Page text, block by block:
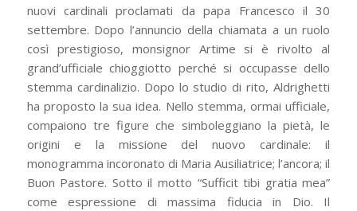
nuovi cardinali proclamati da papa Francesco il 30
settembre. Dopo l’annuncio della chiamata a un ruolo
così prestigioso, monsignor Artime si è rivolto al
grand’ufficiale chioggiotto perché si occupasse dello
stemma cardinalizio. Dopo lo studio di rito, Aldrighetti
ha proposto la sua idea. Nello stemma, ormai ufficiale,
compaiono tre figure che simboleggiano la pietà, le
origini e la missione del nuovo cardinale: il
monogramma incoronato di Maria Ausiliatrice; l’ancora; il
Buon Pastore. Sotto il motto “Sufficit tibi gratia mea”
come espressione di massima fiducia in Dio. Il